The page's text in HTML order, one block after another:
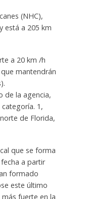
(NHC),
está a 205 km
a 20 km /h
mantendrán
de la agencia,
1,
de Florida,
que se forma
a partir
formado
este último
fuerte en la